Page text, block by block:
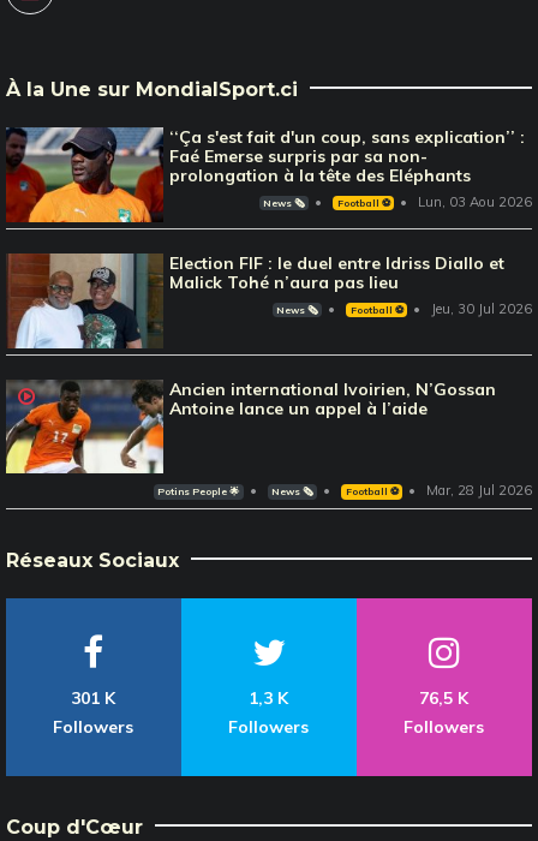
À la Une sur MondialSport.ci
‘‘Ça s'est fait d'un coup, sans explication’’ :
Faé Emerse surpris par sa non-
prolongation à la tête des Eléphants
News 🗞️ Football ⚽️ Lun, 03 Aou 2026
Election FIF : le duel entre Idriss Diallo et
Malick Tohé n’aura pas lieu
News 🗞️ Football ⚽️ Jeu, 30 Jul 2026
Ancien international Ivoirien, N’Gossan
Antoine lance un appel à l’aide
Potins People 🌟 News 🗞️ Football ⚽️ Mar, 28 Jul 2026
Réseaux Sociaux
301 K
Followers
1,3 K
Followers
76,5 K
Followers
Coup d'Cœur